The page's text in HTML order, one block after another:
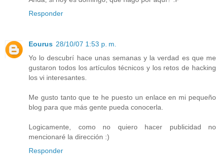
Responder
Eourus 28/10/07 1:53 p. m.
Yo lo descubrí hace unas semanas y la verdad es que me
gustaron todos los artículos técnicos y los retos de hacking
los vi interesantes.
Me gusto tanto que te he puesto un enlace en mi pequeño
blog para que más gente pueda conocerla.
Logicamente, como no quiero hacer publicidad no
mencionaré la dirección :)
Responder